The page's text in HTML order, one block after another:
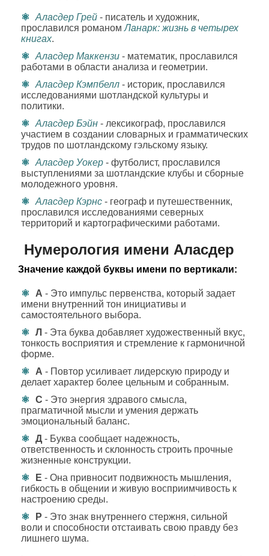
Аласдер Грей - писатель и художник,
прославился романомЛанарк: жизнь в четырех
книгах.
Аласдер Маккензи - математик, прославился
работами в области анализа и геометрии.
Аласдер Кэмпбелл - историк, прославился
исследованиями шотландской культуры и
политики.
Аласдер Бэйн - лексикограф, прославился
участием в создании словарных и грамматических
трудов по шотландскому гэльскому языку.
Аласдер Уокер - футболист, прославился
выступлениями за шотландские клубы и сборные
молодежного уровня.
Аласдер Кэрнс - географ и путешественник,
прославился исследованиями северных
территорий и картографическими работами.
Нумерология имени Аласдер
Значение каждой буквы имени по вертикали:
А - Это импульс первенства, который задает
имени внутренний тон инициативы и
самостоятельного выбора.
Л - Эта буква добавляет художественный вкус,
тонкость восприятия и стремление к гармоничной
форме.
А - Повтор усиливает лидерскую природу и
делает характер более цельным и собранным.
С - Это энергия здравого смысла,
прагматичной мысли и умения держать
эмоциональный баланс.
Д - Буква сообщает надежность,
ответственность и склонность строить прочные
жизненные конструкции.
Е - Она привносит подвижность мышления,
гибкость в общении и живую восприимчивость к
настроению среды.
Р - Это знак внутреннего стержня, сильной
воли и способности отстаивать свою правду без
лишнего шума.